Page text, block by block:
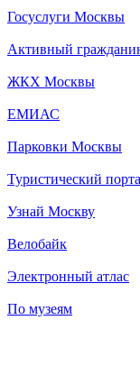
Госуслуги Москвы
Активный
ЖКХ Москвы
ЕМИАС
Парковки Москвы
Туристический
Узнай Москву
Велобайк
Электронный атлас
По музеям